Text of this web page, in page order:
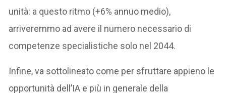
unità: a questo ritmo (+6% annuo medio),
arriveremmo ad avere il numero necessario di
competenze specialistiche solo nel 2044.
Infine, va sottolineato come per sfruttare appieno le
opportunità dell’IA e più in generale della